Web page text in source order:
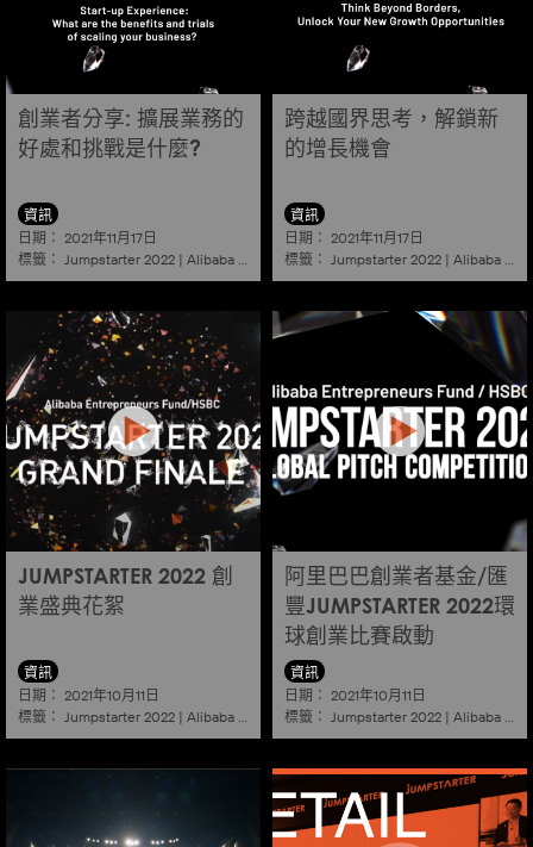
創業者分享: 擴展業務的
好處和挑戰是什麼?
資訊
日期： 2021年11月17日
標籤： Jumpstarter 2022 | Alibaba Startup
跨越國界思考，解鎖新
的增長機會
資訊
日期： 2021年11月17日
標籤： Jumpstarter 2022 | Alibaba
JUMPSTARTER 2022 創
業盛典花絮
資訊
日期： 2021年10月11日
標籤： Jumpstarter 2022 | Alibaba Startup
阿里巴巴創業者基金/匯
豐JUMPSTARTER 2022環
球創業比賽啟動
資訊
日期： 2021年10月11日
標籤： Jumpstarter 2022 | Alibaba